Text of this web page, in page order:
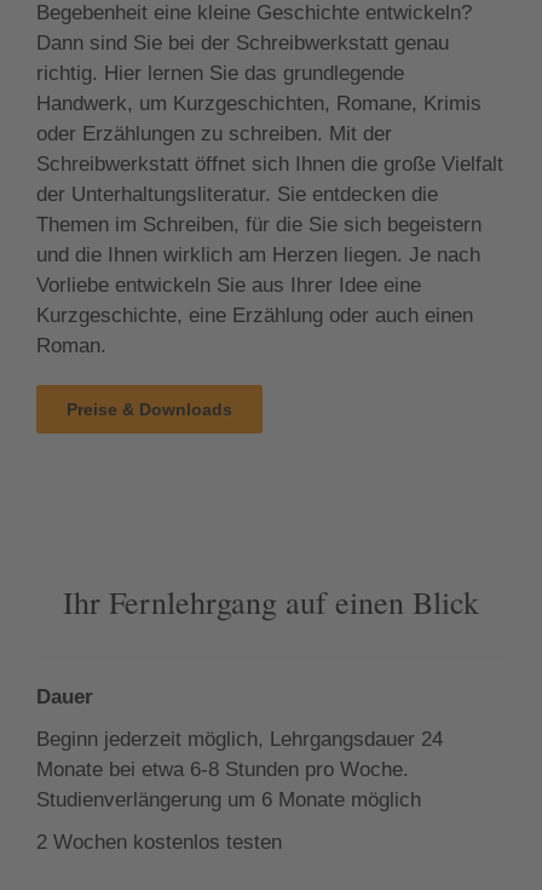
Begebenheit eine kleine Geschichte entwickeln?
Dann sind Sie bei der Schreibwerkstatt genau
richtig. Hier lernen Sie das grundlegende
Handwerk, um Kurzgeschichten, Romane, Krimis
oder Erzählungen zu schreiben. Mit der
Schreibwerkstatt öffnet sich Ihnen die große Vielfalt
der Unterhaltungsliteratur. Sie entdecken die
Themen im Schreiben, für die Sie sich begeistern
und die Ihnen wirklich am Herzen liegen. Je nach
Vorliebe entwickeln Sie aus Ihrer Idee eine
Kurzgeschichte, eine Erzählung oder auch einen
Roman.
Preise & Downloads
Ihr Fernlehrgang auf einen Blick
Dauer
Beginn jederzeit möglich, Lehrgangsdauer 24
Monate bei etwa 6-8 Stunden pro Woche.
Studienverlängerung um 6 Monate möglich
2 Wochen kostenlos testen